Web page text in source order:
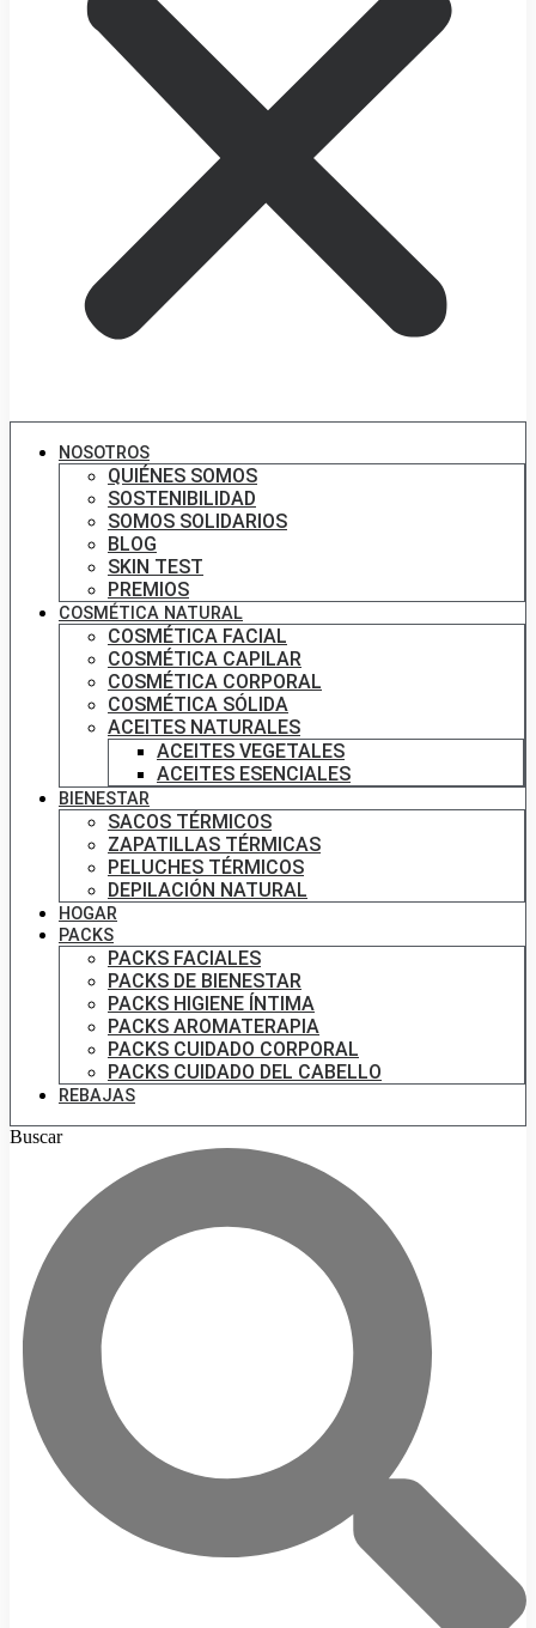
NOSOTROS
QUIÉNES SOMOS
SOSTENIBILIDAD
SOMOS SOLIDARIOS
BLOG
SKIN TEST
PREMIOS
COSMÉTICA NATURAL
COSMÉTICA FACIAL
COSMÉTICA CAPILAR
COSMÉTICA CORPORAL
COSMÉTICA SÓLIDA
ACEITES NATURALES
ACEITES VEGETALES
ACEITES ESENCIALES
BIENESTAR
SACOS TÉRMICOS
ZAPATILLAS TÉRMICAS
PELUCHES TÉRMICOS
DEPILACIÓN NATURAL
HOGAR
PACKS
PACKS FACIALES
PACKS DE BIENESTAR
PACKS HIGIENE ÍNTIMA
PACKS AROMATERAPIA
PACKS CUIDADO CORPORAL
PACKS CUIDADO DEL CABELLO
REBAJAS
Buscar